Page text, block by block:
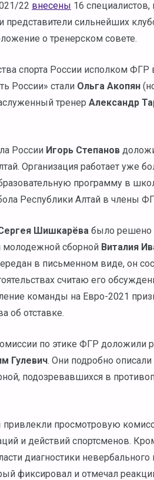
22 внесены 16
сильнейших
о тренерском совете.
спорта России исполком ФГР
России» стали Ольга Акопян
тренер Александр
России Игорь Степанов
Организация работает уже
программу в
Республики Алтай в члены
Шишкарёва было решено
молодежной сборной Виталия
в письменном виде, он
считаю его
команды на Евро-2021
об отставке.
по этике ФГР доложили
Гулевич. Они подробно
подозревавшихся в
просмотровую
и действий спортсменов.
диагностики
фиксировал и отмечал